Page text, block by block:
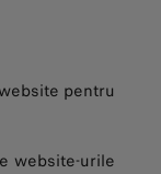
pentru
website-urile